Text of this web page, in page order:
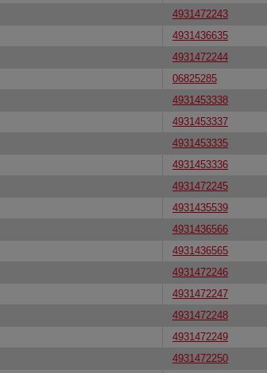
4931472243
4931436635
4931472244
06825285
4931453338
4931453337
4931453335
4931453336
4931472245
4931435539
4931436566
4931436565
4931472246
4931472247
4931472248
4931472249
4931472250